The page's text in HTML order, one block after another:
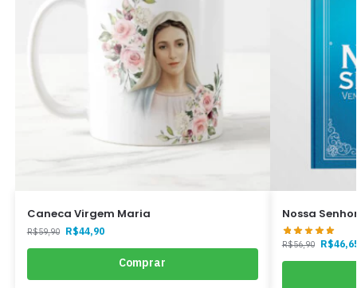
Caneca Virgem Maria
R$59,90 R$44,90
Comprar
Nossa
R$56,90 R$